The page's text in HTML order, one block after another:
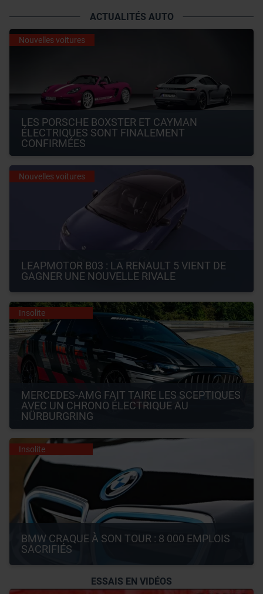
ACTUALITÉS AUTO
Nouvelles voitures
LES PORSCHE BOXSTER ET CAYMAN
ÉLECTRIQUES SONT FINALEMENT
CONFIRMÉES
Nouvelles voitures
LEAPMOTOR B03 : LA RENAULT 5 VIENT DE
GAGNER UNE NOUVELLE RIVALE
Insolite
MERCEDES-AMG FAIT TAIRE LES SCEPTIQUES
AVEC UN CHRONO ÉLECTRIQUE AU
NÜRBURGRING
Insolite
BMW CRAQUE À SON TOUR : 8 000 EMPLOIS
SACRIFIÉS
ESSAIS EN VIDÉOS